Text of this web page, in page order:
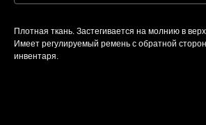
Плотная ткань. Застегивается на молнию в
Имеет регулируемый ремень с обратной
инвентаря.